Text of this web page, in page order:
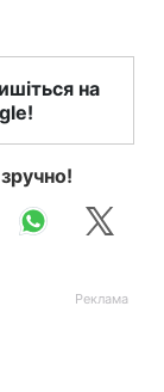
на